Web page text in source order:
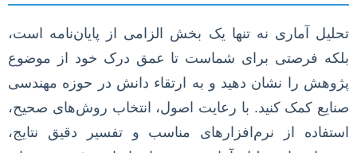
تحلیل آماری نه تنها یک بخش الزامی از پایان‌نامه است،
بلکه فرصتی برای شماست تا عمق درک خود از موضوع
پژوهش را نشان دهید و به ارتقاء دانش در حوزه مهندسی
صنایع کمک کنید. با رعایت اصول، انتخاب روش‌های صحیح،
استفاده از نرم‌افزارهای مناسب و تفسیر دقیق نتایج،